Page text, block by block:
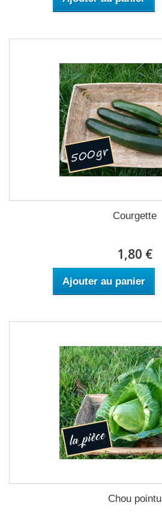
Courgette
1,80 €
Ajouter au panier
Chou pointu